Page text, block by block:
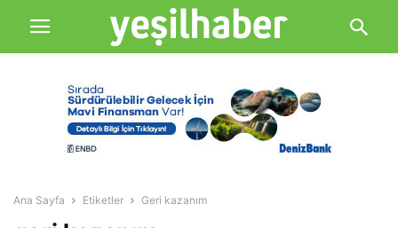
Ana Sayfa Etiketler Geri kazanım